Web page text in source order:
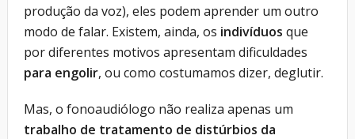
produção da voz), eles podem aprender um outro
modo de falar. Existem, ainda, os indivíduos que
por diferentes motivos apresentam dificuldades
para engolir, ou como costumamos dizer, deglutir.
Mas, o fonoaudiólogo não realiza apenas um
trabalho de tratamento de distúrbios da